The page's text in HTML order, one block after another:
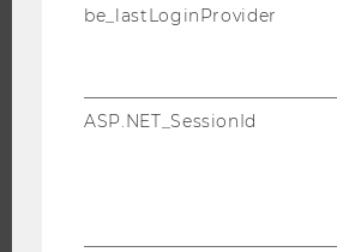
EXECUTIVE EDUCATION
BEWERBUNG UND ZULASSUNG
INTERNATIONALE UND INCOMING
ANGEBOTE FÜR SCHULEN UND
be_lastLoginProvider
ASP.NET_SessionId